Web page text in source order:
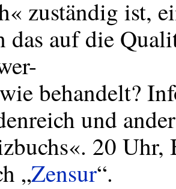
zuständig ist,
auf die
behandelt?
und
20 Uhr,
„Zensur“.